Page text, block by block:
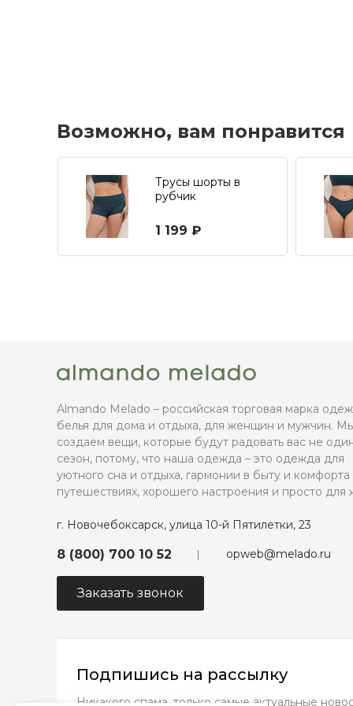
Возможно, вам понравится
Трусы шорты в
рубчик
1 199 ₽
Almando Melado – российская торговая марка
белья для дома и отдыха, для женщин и мужчин.
создаем вещи, которые будут радовать вас не
сезон, потому, что наша одежда – это одежда для
уютного сна и отдыха, гармонии в быту и комфорта
путешествиях, хорошего настроения и просто для
г. Новочебоксарск, улица 10-й Пятилетки, 23
8 (800) 700 10 52 opweb@melado.ru
Заказать звонок
Подпишись на рассылку
Никакого спама, только самые актуальные